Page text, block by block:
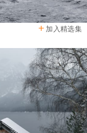
加入精选集